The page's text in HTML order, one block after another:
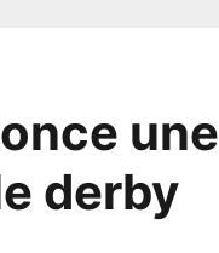
une
derby